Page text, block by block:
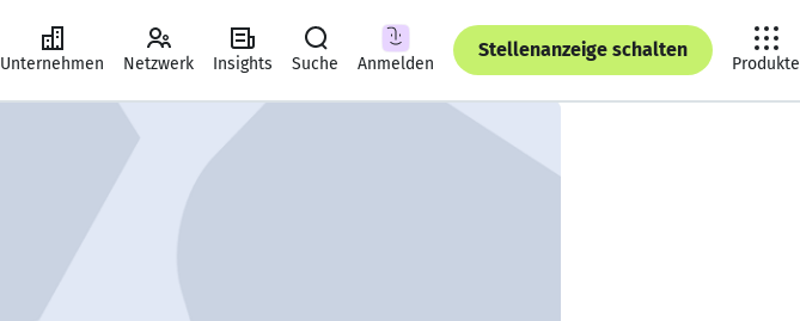
Unternehmen Netzwerk Insights Suche Anmelden
Stellenanzeige schalten
Produkte